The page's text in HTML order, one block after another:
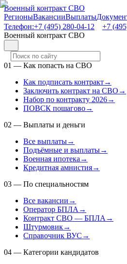
Военный контракт СВО
РегионыВакансииВыплаты
Телефон:+7 (495) 280-04-12
+7
Военный контракт СВО
01 — Как попасть на СВО
Как подписать контракт→
Заключить контракт на СВО →
Набор по контракту 2026→
ПОВСК пошагово→
02 — Выплаты и деньги
Все выплаты→
Подъёмные и выплаты→
Военная ипотека →
Кредитная амнистия→
03 — По специальностям
Все вакансии →
Оператор БПЛА →
Контракт СВО — БПЛА →
Штурмовик→
Справочник ВУС →
04 — Категории кандидатов